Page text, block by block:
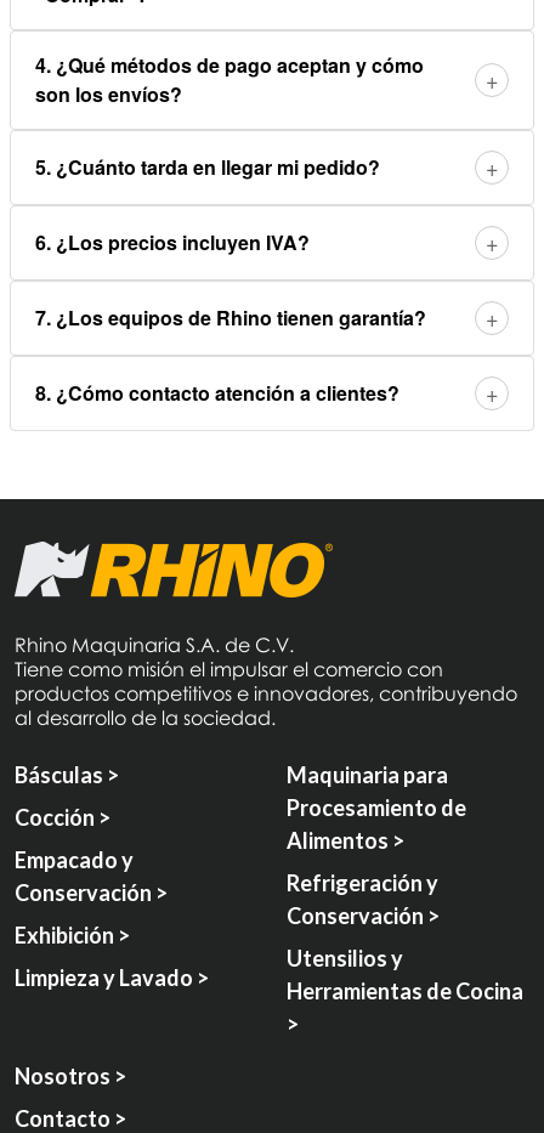
4. ¿Qué métodos de pago aceptan y cómo
son los envíos?
+
5. ¿Cuánto tarda en llegar mi pedido? +
6. ¿Los precios incluyen IVA? +
7. ¿Los equipos de Rhino tienen garantía? +
8. ¿Cómo contacto atención a clientes? +
Rhino Maquinaria S.A. de C.V.
Tiene como misión el impulsar el comercio con
productos competitivos e innovadores, contribuyendo
al desarrollo de la sociedad.
Básculas >
Cocción >
Empacado y
Conservación >
Exhibición >
Limpieza y Lavado >
Maquinaria para
Procesamiento de
Alimentos >
Refrigeración y
Conservación >
Utensilios y
Herramientas de Cocina
>
Nosotros >
Contacto >